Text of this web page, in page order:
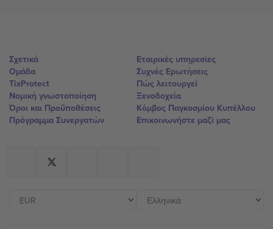
Σχετικά
Ομάδα
TixProtect
Νομική γνωστοποίηση
Όροι και Προΰποθέσεις
Πρόγραμμα Συνεργατών
Εταιρικές υπηρεσίες
Συχνές Ερωτήσεις
Πώς λειτουργεί
Ξενοδοχεία
Κόμβος Παγκοσμίου Κυπέλλου
Επικοινωνήστε μαζί μας